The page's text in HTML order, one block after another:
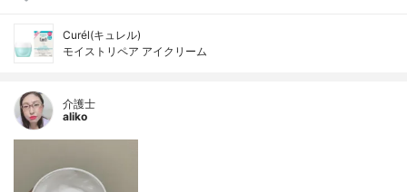
Curél(キュレル)
モイストリペア アイクリーム
介護士
aliko